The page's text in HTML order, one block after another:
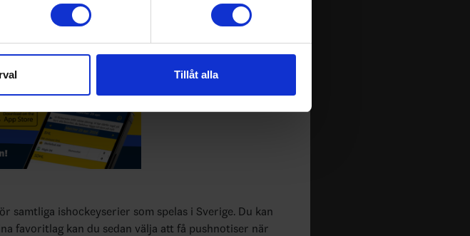
till användarna, tillhandahålla funktioner för
identifierare och annan information från din enhet
med. Dessa kan i sin tur kombinera informationen
samlat in när du har använt deras tjänster.
Tillåt alla
ishockeyserier som spelas i Sverige. Du kan
favoritlag kan du sedan välja att få pushnotiser när